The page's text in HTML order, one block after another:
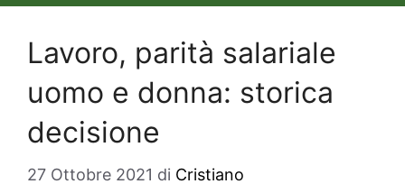
Lavoro, parità salariale
uomo e donna: storica
decisione
27 Ottobre 2021 di Cristiano